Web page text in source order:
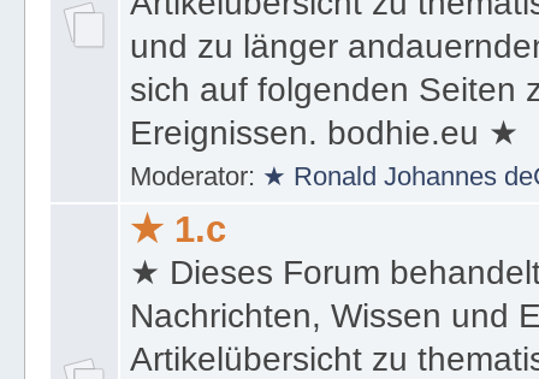
und zu länger
sich auf folgenden Seiten
Ereignissen. bodhie.eu ★
Moderator: ★ Ronald Johannes
★ 1.c
★ Dieses Forum
Nachrichten, Wissen und
Artikelübersicht zu